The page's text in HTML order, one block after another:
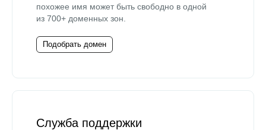
похожее имя может быть свободно в одной
из 700+ доменных зон.
Подобрать домен
Служба поддержки